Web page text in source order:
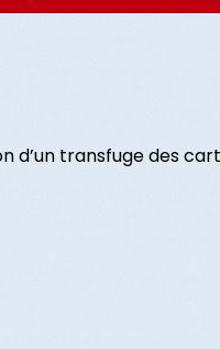
d’un transfuge des